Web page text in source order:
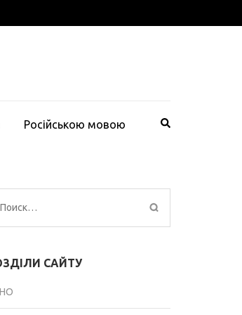
Російською мовою
Найти:
САЙТУ